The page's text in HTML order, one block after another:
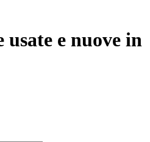
usate e nuove in